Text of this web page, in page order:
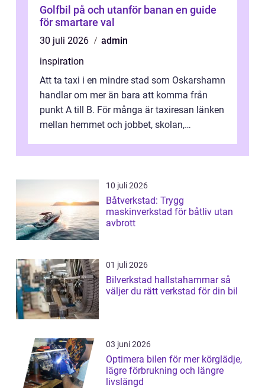
Golfbil på och utanför banan en guide
för smartare val
30 juli 2026
admin
inspiration
Att ta taxi i en mindre stad som Oskarshamn
handlar om mer än bara att komma från
punkt A till B. För många är taxiresan länken
mellan hemmet och jobbet, skolan,
10 juli 2026
Båtverkstad: Trygg
maskinverkstad för båtliv utan
avbrott
01 juli 2026
Bilverkstad hallstahammar så
väljer du rätt verkstad för din bil
03 juni 2026
Optimera bilen för mer körglädje,
lägre förbrukning och längre
livslängd